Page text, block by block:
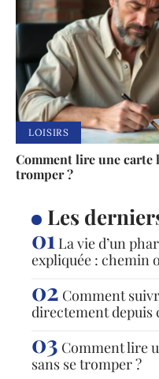
LOISIRS
Comment lire une carte
tromper ?
Les
La vie d’un
expliquée : chemin
Comment
directement depuis
Comment lire
sans se tromper ?